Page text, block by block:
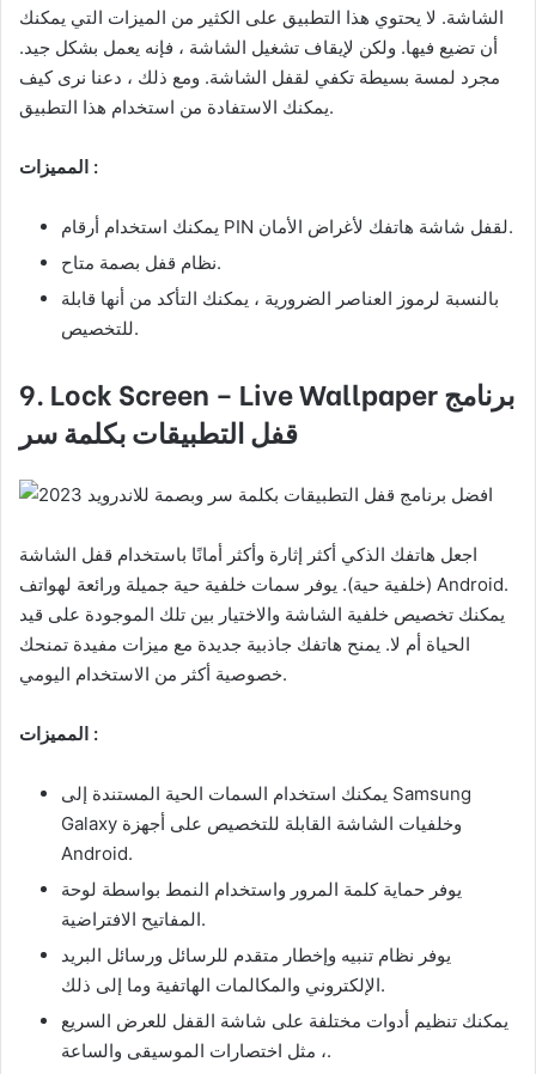
الشاشة. لا يحتوي هذا التطبيق على الكثير من الميزات التي يمكنك
أن تضيع فيها. ولكن لإيقاف تشغيل الشاشة ، فإنه يعمل بشكل جيد.
مجرد لمسة بسيطة تكفي لقفل الشاشة. ومع ذلك ، دعنا نرى كيف
يمكنك الاستفادة من استخدام هذا التطبيق.
المميزات :
يمكنك استخدام أرقام PIN لقفل شاشة هاتفك لأغراض الأمان.
نظام قفل بصمة متاح.
بالنسبة لرموز العناصر الضرورية ، يمكنك التأكد من أنها قابلة
للتخصيص.
9. Lock Screen – Live Wallpaperبرنامج
قفل التطبيقات بكلمة سر
اجعل هاتفك الذكي أكثر إثارة وأكثر أمانًا باستخدام قفل الشاشة
(خلفية حية). يوفر سمات خلفية حية جميلة ورائعة لهواتف Android.
يمكنك تخصيص خلفية الشاشة والاختيار بين تلك الموجودة على قيد
الحياة أم لا. يمنح هاتفك جاذبية جديدة مع ميزات مفيدة تمنحك
خصوصية أكثر من الاستخدام اليومي.
المميزات :
يمكنك استخدام السمات الحية المستندة إلى Samsung
Galaxy وخلفيات الشاشة القابلة للتخصيص على أجهزة
Android.
يوفر حماية كلمة المرور واستخدام النمط بواسطة لوحة
المفاتيح الافتراضية.
يوفر نظام تنبيه وإخطار متقدم للرسائل ورسائل البريد
الإلكتروني والمكالمات الهاتفية وما إلى ذلك.
يمكنك تنظيم أدوات مختلفة على شاشة القفل للعرض السريع
، مثل اختصارات الموسيقى والساعة.